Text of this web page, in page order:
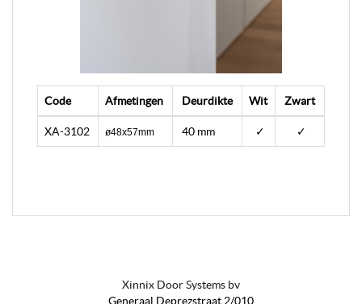
Code Afmetingen Deurdikte Wit Zwart
XA-3102 ø48x57mm 40 mm ✓ ✓
Xinnix Door Systems bv
Generaal Deprezstraat 2/010